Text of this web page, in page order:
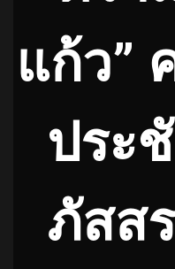
แก้ว”
ประ
ภัสส